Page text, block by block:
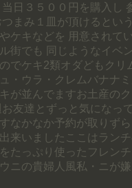
日３５００円を購入し
つまみ１皿が頂けるとい
ケキなどを 用意されて
街でも 同じようなイベ
でケキ2類オダどもクリ
・ウラ・クレムバナナ
が並んでますお土産の
友達とずっと気になっ
なかなか予約が取りず
来いましたここはラン
たっぷり使ったフレン
ニの貴婦人風私・ニが